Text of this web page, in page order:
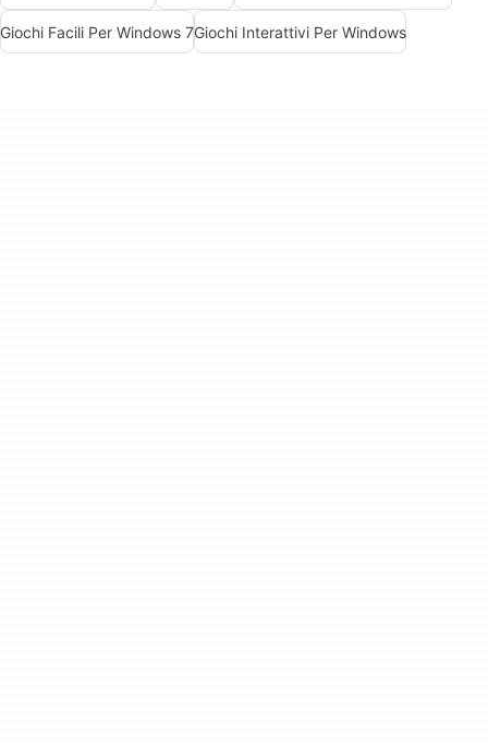
Giochi Facili Per Windows 7Giochi Interattivi Per Windows